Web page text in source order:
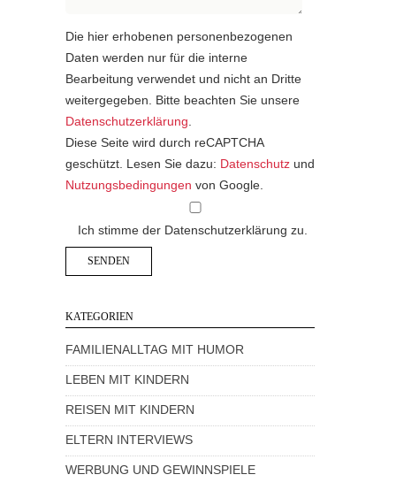
Die hier erhobenen personenbezogenen
Daten werden nur für die interne
Bearbeitung verwendet und nicht an Dritte
weitergegeben. Bitte beachten Sie unsere
Datenschutzerklärung
Diese Seite wird durch reCAPTCHA
geschützt. Lesen Sie dazu: Datenschutz und
Nutzungsbedingungen von Google.
Ich stimme der Datenschutzerklärung zu.
KATEGORIEN
FAMILIENALLTAG MIT HUMOR
LEBEN MIT KINDERN
REISEN MIT KINDERN
ELTERN INTERVIEWS
WERBUNG UND GEWINNSPIELE